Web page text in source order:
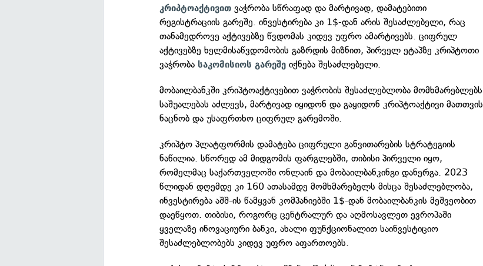
კრიპტოაქტივით ვაჭრობა სწრაფად და მარტივად, დამატებითი
რეგისტრაციის გარეშე. ინვესტირება კი 1$-დან არის შესაძლებელი, რაც
თანამედროვე აქტივებზე წვდომას კიდევ უფრო ამარტივებს. ციფრულ
აქტივებზე ხელმისაწვდომობის გაზრდის მიზნით, პირველ ეტაპზე კრიპტოთი
ვაჭრობა საკომისიოს გარეშე იქნება შესაძლებელი.
მობაილბანკში კრიპტოაქტივებით ვაჭრობის შესაძლებლობა მომხმარებლებს
საშუალებას აძლევს, მარტივად იყიდონ და გაყიდონ კრიპტოაქტივი მათთვის
ნაცნობ და უსაფრთხო ციფრულ გარემოში.
კრიპტო პლატფორმის დამატება ციფრული განვითარების სტრატეგიის
ნაწილია. სწორედ ამ მიდგომის ფარგლებში, თიბისი პირველი იყო,
რომელმაც საქართველოში ონლაინ და მობაილბანკინგი დანერგა. 2023
წლიდან დღემდე კი 160 ათასამდე მომხმარებელს მისცა შესაძლებლობა,
ინვესტირება აშშ-ის წამყვან კომპანიებში 1$-დან მობაილბანკის მეშვეობით
დაეწყოთ. თიბისი, როგორც ცენტრალურ და აღმოსავლეთ ევროპაში
ყველაზე ინოვაციური ბანკი, ახალი ფუნქციონალით საინვესტიციო
შესაძლებლობებს კიდევ უფრო აფართოებს.